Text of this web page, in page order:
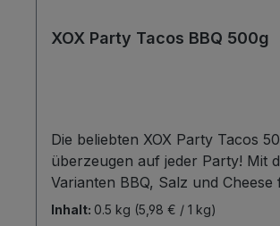
XOX Party Tacos BBQ 500g
Die beliebten XOX Party Tacos
überzeugen auf jeder Party! Mit
Varianten BBQ, Salz und Cheese
jeder Snacker seine
Inhalt: 0.5 kg (5,98 € / 1 kg)